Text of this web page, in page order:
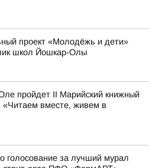
проект «Молодёжь и дети»
школ Йошкар-Олы
пройдет II Марийский книжный
«Читаем вместе, живем в
голосование за лучший мурал